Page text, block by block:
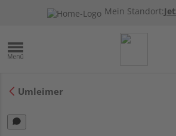
Mein Standort:
Umleimer